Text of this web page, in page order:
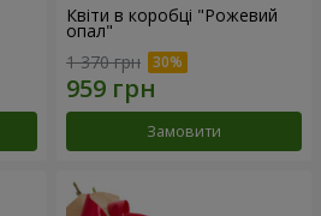
Квіти в коробці "Рожевий
опал"
1 370 грн
Замовити